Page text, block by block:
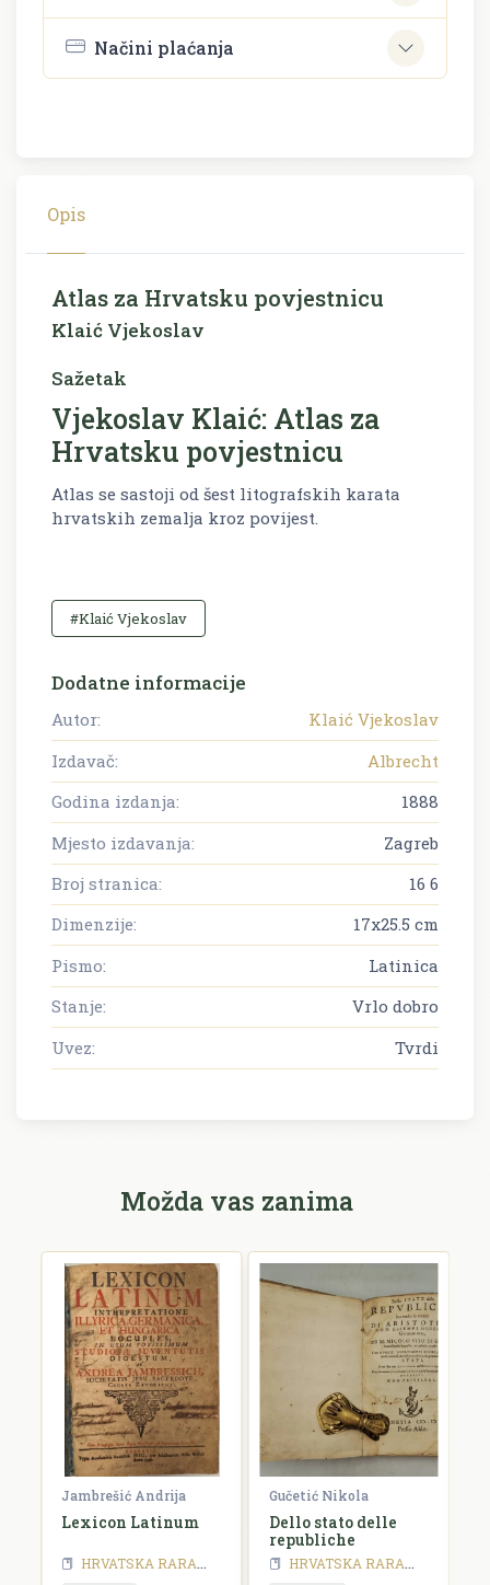
Načini plaćanja
Opis
Atlas za Hrvatsku povjestnicu
Klaić Vjekoslav
Sažetak
Vjekoslav Klaić: Atlas za
Hrvatsku povjestnicu
Atlas se sastoji od šest litografskih karata
hrvatskih zemalja kroz povijest.
#Klaić Vjekoslav
Dodatne informacije
Autor:
Klaić Vjekoslav
Izdavač:
Albrecht
Godina izdanja:
1888
Mjesto izdavanja:
Zagreb
Broj stranica:
16 6
Dimenzije:
17x25.5 cm
Pismo:
Latinica
Stanje:
Vrlo dobro
Uvez:
Tvrdi
Možda vas zanima
Jambrešić Andrija
Lexicon Latinum
HRVATSKA RARA HRVATSKA RARA - 18 stoljeće
Gučetić Nikola
Dello stato delle
republiche
HRVATSKA RARA